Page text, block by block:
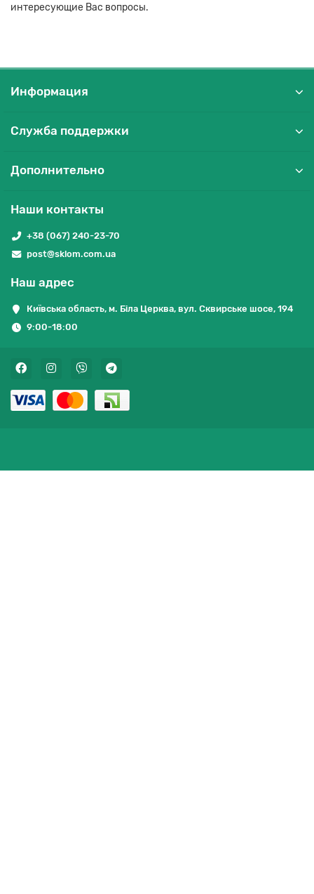
интересующие Вас вопросы.
Информация
Служба поддержки
Дополнительно
Наши контакты
+38 (067) 240-23-70
post@sklom.com.ua
Наш адрес
Київська область, м. Біла Церква, вул. Сквирське шосе, 194
9:00-18:00